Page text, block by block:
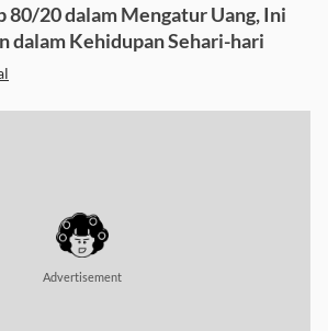
80/20 dalam Mengatur Uang, Ini
dalam Kehidupan Sehari-hari
Advertisement